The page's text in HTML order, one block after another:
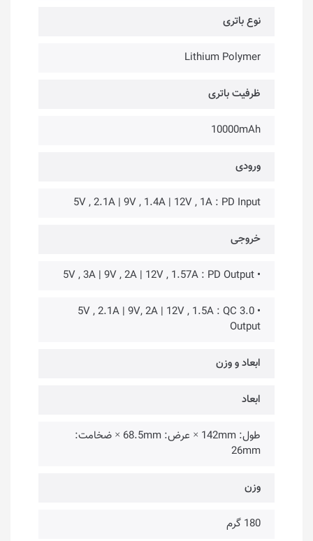
نوع باتری
Lithium Polymer
ظرفیت باتری
10000mAh
ورودی
5V , 2.1A | 9V , 1.4A | 12V , 1A : PD Input
خروجی
• 5V , 3A | 9V , 2A | 12V , 1.57A : PD Output
• 5V , 2.1A | 9V, 2A | 12V , 1.5A : QC 3.0
Output
ابعاد و وزن
ابعاد
طول: 142mm × عرض: 68.5mm × ضخامت:
26mm
وزن
180 گرم